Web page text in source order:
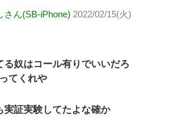
さん(SB-iPhone) 2022/02/15(火)
る奴はコール有りでいいだろ
てくれや
実証実験してたよな確か